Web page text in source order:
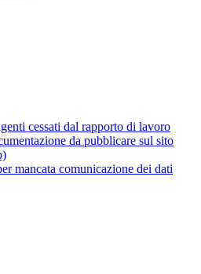
cessati dal rapporto di lavoro
da pubblicare sul sito
mancata comunicazione dei dati